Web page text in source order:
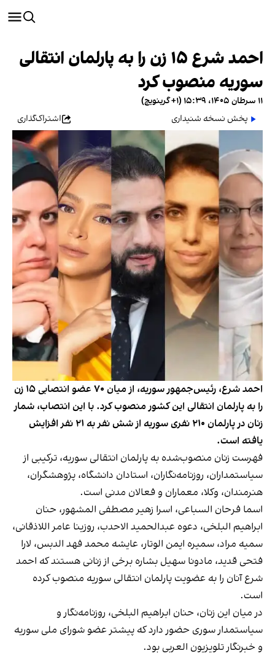
احمد شرع ۱۵ زن را به پارلمان انتقالی
سوریه منصوب کرد
۱۱ سرطان ۱۴۰۵، ۱۵:۳۹ (‎+۱ گرینویچ)
پخش نسخه شنیداری
اشتراک‌گذاری
احمد شرع، رئیس‌جمهور سوریه، از میان ۷۰ عضو انتصابی ۱۵ زن
را به پارلمان انتقالی این کشور منصوب کرد. با این انتصاب، شمار
زنان در پارلمان ۲۱۰ نفری سوریه از شش نفر به ۲۱ نفر افزایش
یافته است.
فهرست زنان منصوب‌شده به پارلمان انتقالی سوریه، ترکیبی از
سیاستمداران، روزنامه‌نگاران، استادان دانشگاه، پژوهشگران،
هنرمندان، وکلا، معماران و فعالان مدنی است.
اسما فرحان السباعی، اسرا زهیر مصطفی المشهور، حنان
ابراهیم البلخی، دعوه عبدالحمید الاحدب، روزینا عامر اللاذقانی،
سمیه مراد، سمیره ایمن الوتار، عایشه محمد فهد الدبس، لارا
فتحی قدید، مادونا سهیل بشاره برخی از زنانی هستند که احمد
شرع آنان را به عضویت پارلمان انتقالی سوریه منصوب کرده
است.
در میان این زنان، حنان ابراهیم البلخی، روزنامه‌نگار و
سیاستمدار سوری حضور دارد که پیشتر عضو شورای ملی سوریه
و خبرنگار تلویزیون العربی بود.